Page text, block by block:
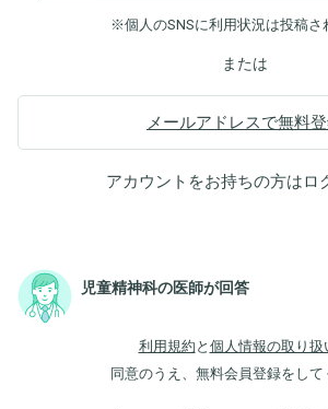
※個人のSNSに利用状況は投稿さ
または
メールアドレスで無料
アカウントをお持ちの方はロ
児童精神科の医師が回答
利用規約 と 個人情報の取り扱
同意のうえ、無料会員登録をして